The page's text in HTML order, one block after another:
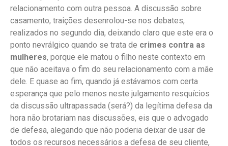
relacionamento com outra pessoa. A discussão sobre
casamento, traições desenrolou-se nos debates,
realizados no segundo dia, deixando claro que este era o
ponto nevrálgico quando se trata de crimes contra as
mulheres, porque ele matou o filho neste contexto em
que não aceitava o fim do seu relacionamento com a mãe
dele. E quase ao fim, quando já estávamos com certa
esperança que pelo menos neste julgamento resquícios
da discussão ultrapassada (será?) da legítima defesa da
hora não brotariam nas discussões, eis que o advogado
de defesa, alegando que não poderia deixar de usar de
todos os recursos necessários a defesa de seu cliente,